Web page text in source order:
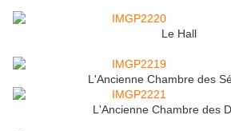
Le Hall
L'Ancienne Chambre des
L'Ancienne Chambre des